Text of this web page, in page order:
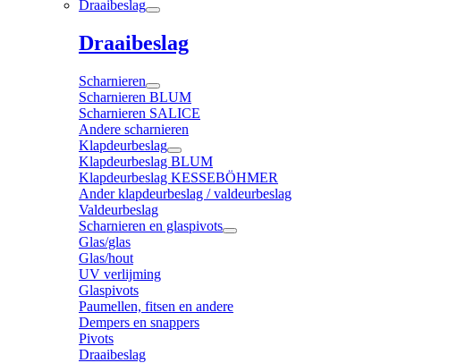
Draaibeslag
Draaibeslag
Scharnieren
Scharnieren BLUM
Scharnieren SALICE
Andere scharnieren
Klapdeurbeslag
Klapdeurbeslag BLUM
Klapdeurbeslag KESSEBÖHMER
Ander klapdeurbeslag / valdeurbeslag
Valdeurbeslag
Scharnieren en glaspivots
Glas/glas
Glas/hout
UV verlijming
Glaspivots
Paumellen, fitsen en andere
Dempers en snappers
Pivots
Draaibeslag